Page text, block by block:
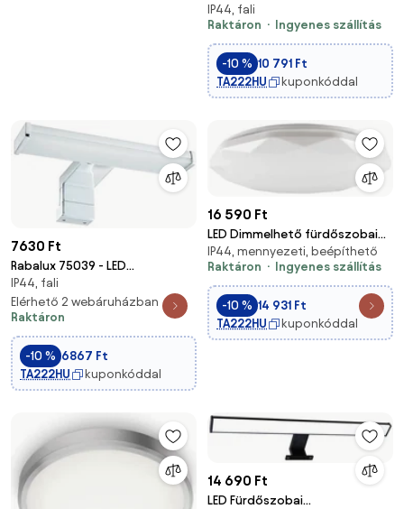
Fürdőszobai fali lámpa STELLA
1xE14/40W/230V IP44
IP44, fali
Raktáron
Ingyenes szállítás
-10 % 10 791 Ft
TA222HU
kuponkóddal
7630 Ft
Rabalux 75039 - LED
fürdőszobai tükörmegvilágítás
LEVON LED/4W/230V IP44
IP44, fali
Elérhető 2 webáruházban
Raktáron
-10 % 6867 Ft
TA222HU
kuponkóddal
16 590 Ft
LED Dimmelhető fürdőszobai
lámpa GALAXY LED/72W/230V
3000-6000K IP44 + távirányító
IP44, mennyezeti, beépíthető
Raktáron
Ingyenes szállítás
-10 % 14 931 Ft
TA222HU
kuponkóddal
14 690 Ft
LED Fürdőszobai